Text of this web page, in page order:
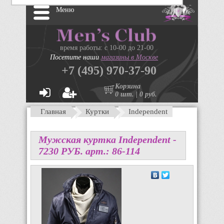
Меню
время работы: с 10-00 до 21-00
Посетите нашимагазины в Москве
+7 (495) 970-37-90
Корзина
0 шт. | 0 руб.
Главная Куртки Independent
Мужская куртка Independent -
7230 PУБ. арт.: 86-114